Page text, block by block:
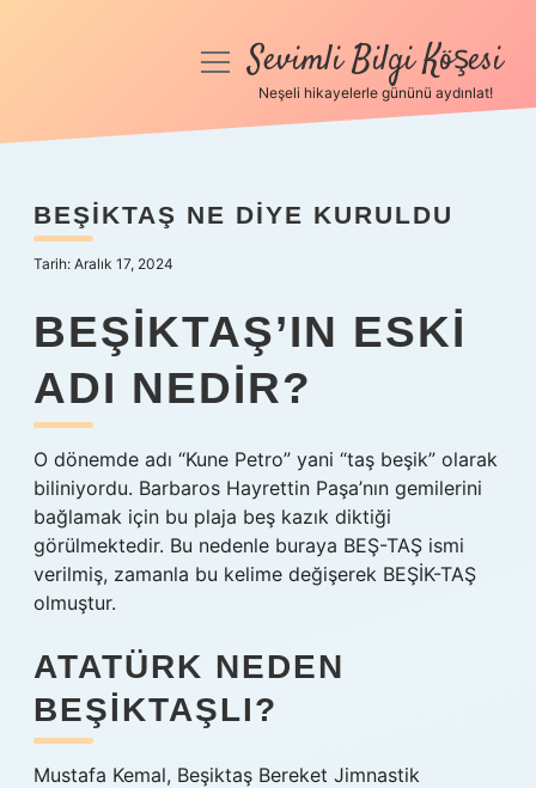
Anasayfa
Yasal Uyarı
menüyüSevimli Bilgi Köşesi
Neşeli hikayelerle gününü aydınlat!
BEŞIKTAŞ NE DIYE KURULDU
Tarih: Aralık 17, 2024
BEŞIKTAŞ’IN ESKI
ADI NEDIR?
O dönemde adı “Kune Petro” yani “taş beşik” olarak
biliniyordu. Barbaros Hayrettin Paşa’nın gemilerini
bağlamak için bu plaja beş kazık diktiği
görülmektedir. Bu nedenle buraya BEŞ-TAŞ ismi
verilmiş, zamanla bu kelime değişerek BEŞİK-TAŞ
olmuştur.
ATATÜRK NEDEN
BEŞIKTAŞLI?
Mustafa Kemal, Beşiktaş Bereket Jimnastik